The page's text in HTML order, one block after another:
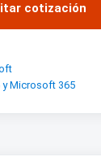
cotización
y Microsoft 365